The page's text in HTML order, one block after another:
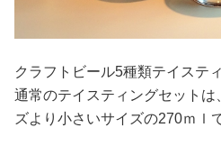
クラフトビール5種類テイス
通常のテイスティングセットは
ズより小さいサイズの270ｍｌ